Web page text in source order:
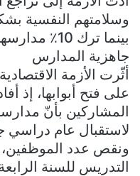
وسلامتهم النفسية
بينما ترك 10٪ مدارسهم، وأعاد 15٪ صفهم الدراسي
جاهزية المدارس
أثّرت الأزمة
على فتح أبوابها، إذ
المشاركين بأنّ
لاستقبال عام دراسي
ونقص عدد
التدريس للسنة